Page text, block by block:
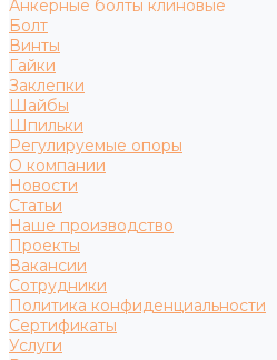
Анкерные болты клиновые
Болт
Винты
Гайки
Заклепки
Шайбы
Шпильки
Регулируемые опоры
О компании
Новости
Статьи
Наше производство
Проекты
Вакансии
Сотрудники
Политика конфиденциальности
Сертификаты
Услуги